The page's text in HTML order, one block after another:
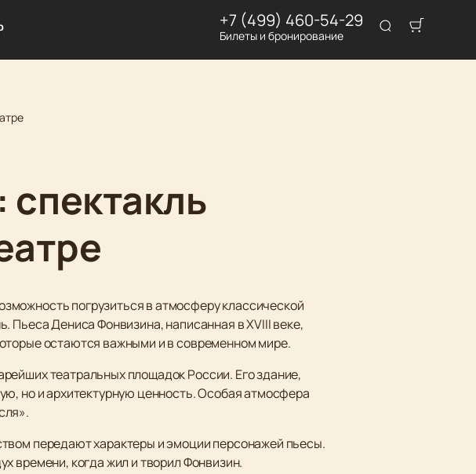
+7 (499) 460-54-29
Билеты и бронирование
спектакль
погрузиться в атмосферу классической
Пьеса Дениса Фонвизина, написанная в XVIII веке,
остаются важными и в современном мире.
театральных площадок России. Его здание,
но и архитектурную ценность. Особая атмосфера
передают характеры и эмоции персонажей пьесы.
времени, когда жил и творил Фонвизин.